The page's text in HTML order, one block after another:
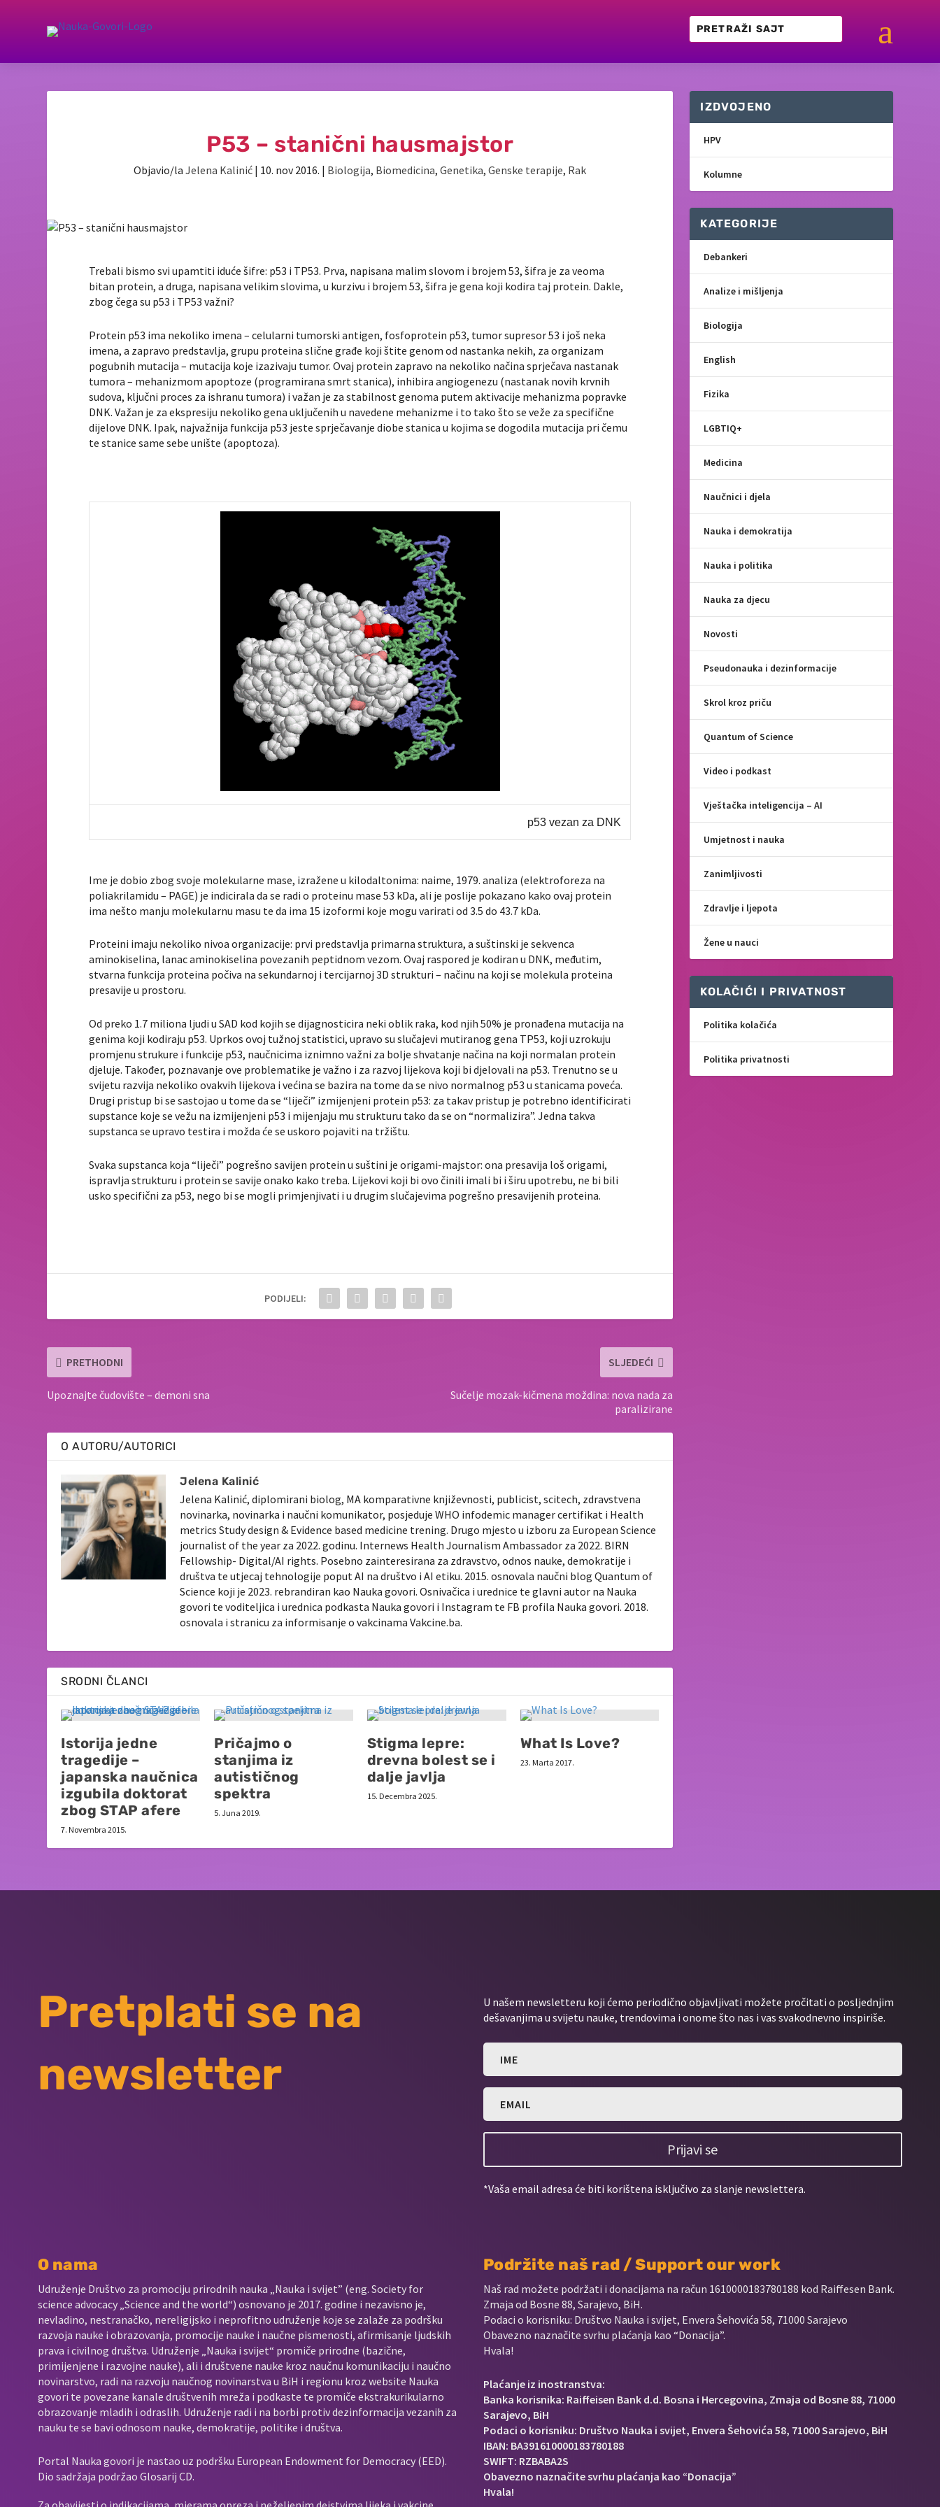
a
P53 – stanični hausmajstor
Objavio/laJelena Kalinić | 10. nov 2016. | Biologija, Biomedicina,Genetika,Genske terapije, Rak
Trebali bismo svi upamtiti iduće šifre: p53 i TP53. Prva, napisana malim slovom i brojem 53, šifra je za veoma
bitan protein, a druga, napisana velikim slovima, u kurzivu i brojem 53, šifra je gena koji kodira taj protein. Dakle,
zbog čega su p53 i TP53 važni?
Protein p53 ima nekoliko imena – celularni tumorski antigen, fosfoprotein p53, tumor supresor 53 i još neka
imena, a zapravo predstavlja, grupu proteina slične građe koji štite genom od nastanka nekih, za organizam
pogubnih mutacija – mutacija koje izazivaju tumor. Ovaj protein zapravo na nekoliko načina sprječava nastanak
tumora – mehanizmom apoptoze (programirana smrt stanica), inhibira angiogenezu (nastanak novih krvnih
sudova, ključni proces za ishranu tumora) i važan je za stabilnost genoma putem aktivacije mehanizma popravke
DNK. Važan je za ekspresiju nekoliko gena uključenih u navedene mehanizme i to tako što se veže za specifične
dijelove DNK. Ipak, najvažnija funkcija p53 jeste sprječavanje diobe stanica u kojima se dogodila mutacija pri čemu
te stanice same sebe unište (apoptoza).
p53 vezan za DNK
Ime je dobio zbog svoje molekularne mase, izražene u kilodaltonima: naime, 1979. analiza (elektroforeza na
poliakrilamidu – PAGE) je indicirala da se radi o proteinu mase 53 kDa, ali je poslije pokazano kako ovaj protein
ima nešto manju molekularnu masu te da ima 15 izoformi koje mogu varirati od 3.5 do 43.7 kDa.
Proteini imaju nekoliko nivoa organizacije: prvi predstavlja primarna struktura, a suštinski je sekvenca
aminokiselina, lanac aminokiselina povezanih peptidnom vezom. Ovaj raspored je kodiran u DNK, međutim,
stvarna funkcija proteina počiva na sekundarnoj i tercijarnoj 3D strukturi – načinu na koji se molekula proteina
presavije u prostoru.
Od preko 1.7 miliona ljudi u SAD kod kojih se dijagnosticira neki oblik raka, kod njih 50% je pronađena mutacija na
genima koji kodiraju p53. Uprkos ovoj tužnoj statistici, upravo su slučajevi mutiranog gena TP53, koji uzrokuju
promjenu strukure i funkcije p53, naučnicima iznimno važni za bolje shvatanje načina na koji normalan protein
djeluje. Također, poznavanje ove problematike je važno i za razvoj lijekova koji bi djelovali na p53. Trenutno se u
svijetu razvija nekoliko ovakvih lijekova i većina se bazira na tome da se nivo normalnog p53 u stanicama poveća.
Drugi pristup bi se sastojao u tome da se “liječi” izmijenjeni protein p53: za takav pristup je potrebno identificirati
supstance koje se vežu na izmijenjeni p53 i mijenjaju mu strukturu tako da se on “normalizira”. Jedna takva
supstanca se upravo testira i možda će se uskoro pojaviti na tržištu.
Svaka supstanca koja “liječi” pogrešno savijen protein u suštini je origami-majstor: ona presavija loš origami,
ispravlja strukturu i protein se savije onako kako treba. Lijekovi koji bi ovo činili imali bi i širu upotrebu, ne bi bili
usko specifični za p53, nego bi se mogli primjenjivati i u drugim slučajevima pogrešno presavijenih proteina.
PODIJELI:
PRETHODNI
Upoznajte čudovište – demoni sna
SLJEDEĆI
Sučelje mozak-kičmena moždina: nova nada za
paralizirane
O AUTORU/AUTORICI
Jelena Kalinić
Jelena Kalinić, diplomirani biolog, MA komparativne književnosti, publicist, scitech, zdravstvena
novinarka, novinarka i naučni komunikator, posjeduje WHO infodemic manager certifikat i Health
metrics Study design & Evidence based medicine trening. Drugo mjesto u izboru za European Science
journalist of the year za 2022. godinu. Internews Health Journalism Ambassador za 2022. BIRN
Fellowship- Digital/AI rights. Posebno zainteresirana za zdravstvo, odnos nauke, demokratije i
društva te utjecaj tehnologije poput AI na društvo i AI etiku. 2015. osnovala naučni blog Quantum of
Science koji je 2023. rebrandiran kao Nauka govori. Osnivačica i urednice te glavni autor na Nauka
govori te voditeljica i urednica podkasta Nauka govori i Instagram te FB profila Nauka govori. 2018.
osnovala i stranicu za informisanje o vakcinama Vakcine.ba.
SRODNI ČLANCI
Istorija jedne
tragedije –
japanska naučnica
izgubila doktorat
zbog STAP afere
7. Novembra 2015.
Pričajmo o
stanjima iz
autističnog
spektra
5. Juna 2019.
Stigma lepre:
drevna bolest se i
dalje javlja
15. Decembra 2025.
What Is Love?
23. Marta 2017.
IZDVOJENO
HPV
Kolumne
KATEGORIJE
Debankeri
Analize i mišljenja
Biologija
English
Fizika
LGBTIQ+
Medicina
Naučnici i djela
Nauka i demokratija
Nauka i politika
Nauka za djecu
Novosti
Pseudonauka i dezinformacije
Skrol kroz priču
Quantum of Science
Video i podkast
Vještačka inteligencija – AI
Umjetnost i nauka
Zanimljivosti
Zdravlje i ljepota
Žene u nauci
KOLAČIĆI I PRIVATNOST
Politika kolačića
Politika privatnosti
Pretplati se na
newsletter
U našem newsletteru koji ćemo periodično objavljivati možete pročitati o posljednjim
dešavanjima u svijetu nauke, trendovima i onome što nas i vas svakodnevno inspiriše.
Prijavi se
*Vaša email adresa će biti korištena isključivo za slanje newslettera.
O nama
Udruženje Društvo za promociju prirodnih nauka „Nauka i svijet” (eng. Society for
science advocacy „Science and the world“) osnovano je 2017. godine i nezavisno je,
nevladino, nestranačko, nereligijsko i neprofitno udruženje koje se zalaže za podršku
razvoja nauke i obrazovanja, promocije nauke i naučne pismenosti, afirmisanje ljudskih
prava i civilnog društva. Udruženje „Nauka i svijet“ promiče prirodne (bazične,
primijenjene i razvojne nauke), ali i društvene nauke kroz naučnu komunikaciju i naučno
novinarstvo, radi na razvoju naučnog novinarstva u BiH i regionu kroz website Nauka
govori te povezane kanale društvenih mreža i podkaste te promiče ekstrakurikularno
obrazovanje mladih i odraslih. Udruženje radi i na borbi protiv dezinformacija vezanih za
nauku te se bavi odnosom nauke, demokratije, politike i društva.
Portal Nauka govori je nastao uz podršku European Endowment for Democracy (EED).
Dio sadržaja podržao Glosarij CD.
Podržite naš rad / Support our work
Naš rad možete podržati i donacijama na račun 1610000183780188 kod Raiffesen Bank.
Zmaja od Bosne 88, Sarajevo, BiH.
Podaci o korisniku: Društvo Nauka i svijet, Envera Šehovića 58, 71000 Sarajevo
Obavezno naznačite svrhu plaćanja kao “Donacija”.
Hvala!
Plaćanje iz inostranstva:
Banka korisnika: Raiffeisen Bank d.d. Bosna i Hercegovina, Zmaja od Bosne 88, 71000
Sarajevo, BiH
Podaci o korisniku: Društvo Nauka i svijet, Envera Šehovića 58, 71000 Sarajevo, BiH
IBAN: BA391610000183780188
SWIFT: RZBABA2S
Obavezno naznačite svrhu plaćanja kao “Donacija”
Hvala!